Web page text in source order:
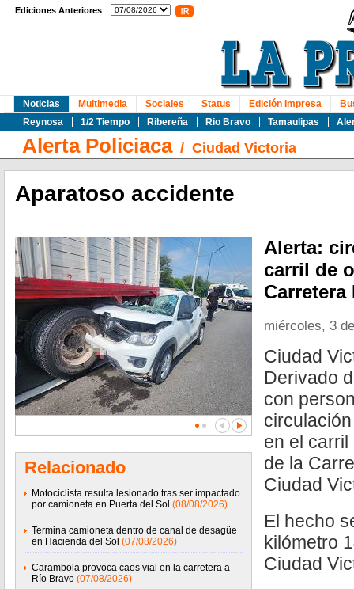
Ediciones Anteriores
Noticias
Reynosa
1/2 Tiempo Ribereña Rio Bravo Tamaulipas
Multimedia Sociales Status Edición Impresa
Alerta Policiaca/ Ciudad Victoria
Aparatoso accidente
Relacionado
Motociclista resulta lesionado tras ser impactado
por camioneta en Puerta del Sol (08/08/2026)
Termina camioneta dentro de canal de desagüe
en Hacienda del Sol (07/08/2026)
Carambola provoca caos vial en la carretera a
Río Bravo (07/08/2026)
Alerta:
carril de
Carretera
miércoles, 3
Ciudad
Derivado
con
en el
de la
Ciudad
El hecho
kilómetro
Ciudad